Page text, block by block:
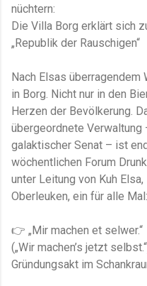
nüchtern:
Die Villa Borg erklärt sich
„Republik der Rauschigen“
Nach Elsas
in Borg. Nicht nur in den
Herzen der Bevölkerung.
übergeordnete
galaktischer Senat – ist
wöchentlichen Forum
unter Leitung von Kuh
Oberleuken, ein für alle Mal:
👉 „Mir machen et selwer.“
(„Wir machen’s jetzt
Gründungsakt im